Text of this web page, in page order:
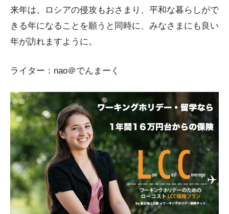
来年は、ロシアの侵攻もおさまり、平和な暮らしがで
きる年になることを願うと同時に、みなさまにも良い
年が訪れますように。
ライター：nao＠でんまーく